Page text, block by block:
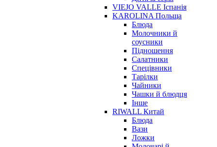
VIEJO VALLE Іспанія
KAROLINA Польща
Блюда
Молочники й
соусники
Підношення
Салатники
Спецівники
Тарілки
Чайники
Чашки й блюдця
Інше
RIWALL Китай
Блюда
Вази
Ложки